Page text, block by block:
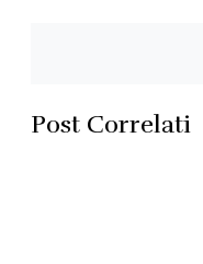
Post Correlati